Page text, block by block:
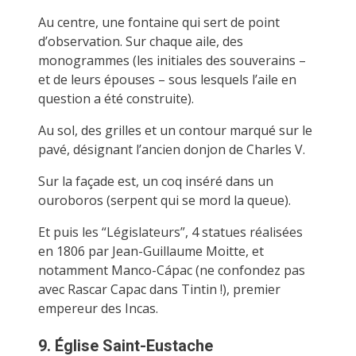
Au centre, une fontaine qui sert de point
d’observation. Sur chaque aile, des
monogrammes (les initiales des souverains –
et de leurs épouses – sous lesquels l’aile en
question a été construite).
Au sol, des grilles et un contour marqué sur le
pavé, désignant l’ancien donjon de Charles V.
Sur la façade est, un coq inséré dans un
ouroboros (serpent qui se mord la queue).
Et puis les “Législateurs”, 4 statues réalisées
en 1806 par Jean-Guillaume Moitte, et
notamment Manco-Cápac (ne confondez pas
avec Rascar Capac dans Tintin !), premier
empereur des Incas.
9. Église Saint-Eustache